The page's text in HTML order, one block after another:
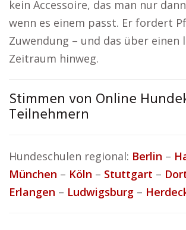
kein Accessoire, das man nur
wenn es einem passt. Er fordert
Zuwendung – und das über einen
Zeitraum hinweg.
Stimmen von Online
Teilnehmern
Hundeschulen regional: Berlin –
München – Köln – Stuttgart –
Erlangen – Ludwigsburg –